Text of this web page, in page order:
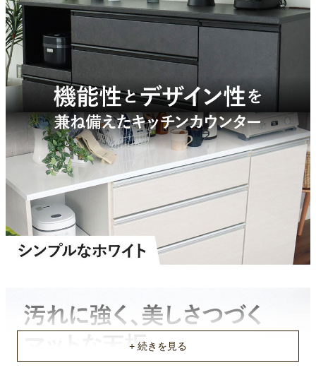
前板
ホワイト：ハイグロスシート、グレー：強化紙
構造部材
MDF
右開き
引出仕様
裏側に補強桟
引出レール仕様（最下段）
フルオープンレール、補助キャスター
引出レール仕様（最下段以外）
約50Kg
約10Kg